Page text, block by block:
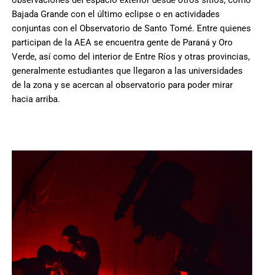
Bajada Grande con el último eclipse o en actividades
conjuntas con el Observatorio de Santo Tomé. Entre quienes
participan de la AEA se encuentra gente de Paraná y Oro
Verde, así como del interior de Entre Ríos y otras provincias,
generalmente estudiantes que llegaron a las universidades
de la zona y se acercan al observatorio para poder mirar
hacia arriba.